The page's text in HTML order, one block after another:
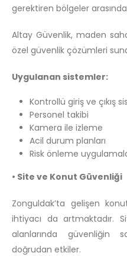
gerektiren bölgeler arasında
Altay Güvenlik, maden
özel güvenlik çözümleri
Uygulanan sistemler:
Kontrollü giriş ve çıkış
Personel takibi
Kamera ile izleme
Acil durum planları
Risk önleme
• Site ve Konut Güvenliği
Zonguldak’ta gelişen
ihtiyacı da artmaktadır.
alanlarında güvenliğin
doğrudan etkiler.